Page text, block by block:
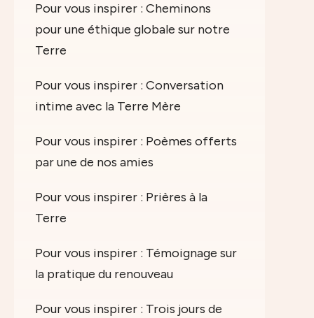
Pour vous inspirer : Cheminons
pour une éthique globale sur notre
Terre
Pour vous inspirer : Conversation
intime avec la Terre Mère
Pour vous inspirer : Poèmes offerts
par une de nos amies
Pour vous inspirer : Prières à la
Terre
Pour vous inspirer : Témoignage sur
la pratique du renouveau
Pour vous inspirer : Trois jours de